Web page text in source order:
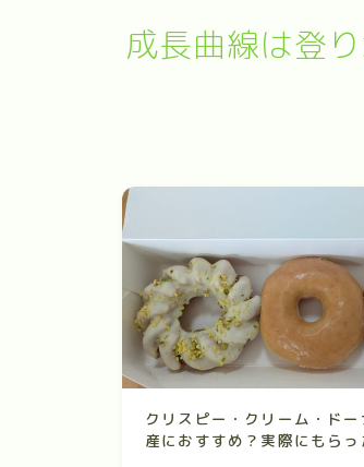
成長曲線は登
クリスピー・クリーム・ドー
産におすすめ？実際にもらっ